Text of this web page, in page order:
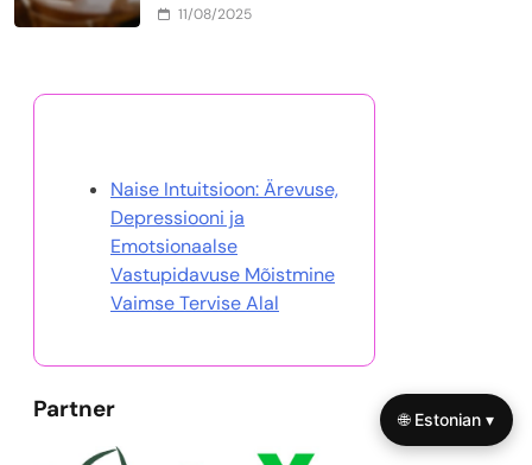
11/08/2025
Naise Intuitsioon: Ärevuse,
Depressiooni ja
Emotsionaalse
Vastupidavuse Mõistmine
Vaimse Tervise Alal
Partner 🌐 Estonian ▾